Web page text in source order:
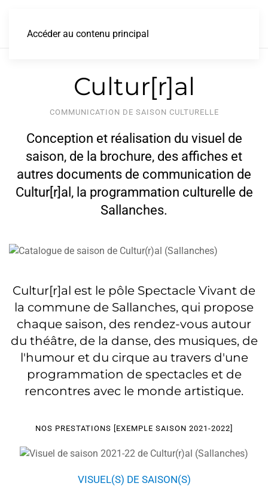
Accéder au contenu principal
Cultur[r]al
COMMUNICATION DE SAISON CULTURELLE
Conception et réalisation du visuel de
saison, de la brochure, des affiches et
autres documents de communication de
Cultur[r]al, la programmation culturelle de
Sallanches.
Cultur[r]al est le pôle Spectacle Vivant de
la commune de Sallanches, qui propose
chaque saison, des rendez-vous autour
du théâtre, de la danse, des musiques, de
l'humour et du cirque au travers d'une
programmation de spectacles et de
rencontres avec le monde artistique.
NOS PRESTATIONS [EXEMPLE SAISON 2021-2022]
VISUEL(S) DE SAISON(S)